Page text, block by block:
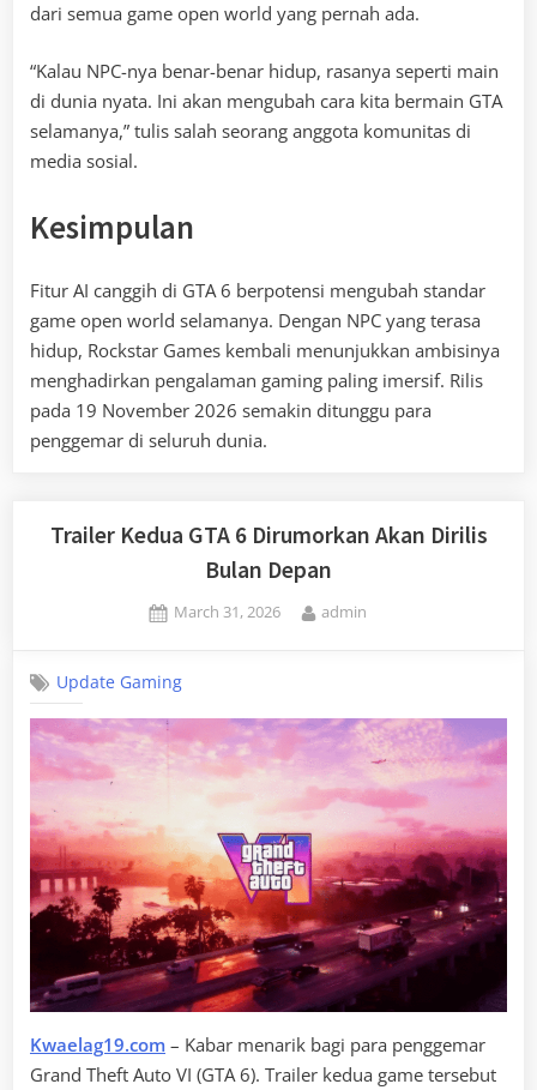
dari semua game open world yang pernah ada.
“Kalau NPC-nya benar-benar hidup, rasanya seperti main
di dunia nyata. Ini akan mengubah cara kita bermain GTA
selamanya,” tulis salah seorang anggota komunitas di
media sosial.
Kesimpulan
Fitur AI canggih di GTA 6 berpotensi mengubah standar
game open world selamanya. Dengan NPC yang terasa
hidup, Rockstar Games kembali menunjukkan ambisinya
menghadirkan pengalaman gaming paling imersif. Rilis
pada 19 November 2026 semakin ditunggu para
penggemar di seluruh dunia.
Trailer Kedua GTA 6 Dirumorkan Akan Dirilis
Bulan Depan
Posted
March 31, 2026 By
admin
Update Gaming
Kwaelag19.com – Kabar menarik bagi para penggemar
Grand Theft Auto VI (GTA 6). Trailer kedua game tersebut